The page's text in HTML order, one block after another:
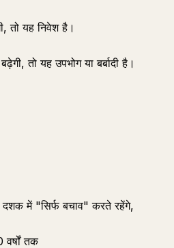
तो यह निवेश है।
तो यह उपभोग या बर्बादी है।
में "सिर्फ बचाव" करते रहेंगे,
तक